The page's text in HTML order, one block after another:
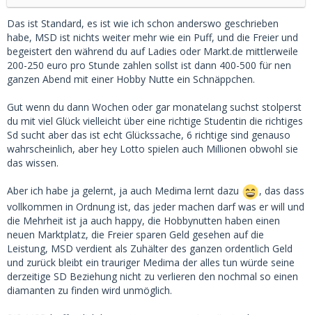
Das ist Standard, es ist wie ich schon anderswo geschrieben
habe, MSD ist nichts weiter mehr wie ein Puff, und die Freier und
begeistert den während du auf Ladies oder Markt.de mittlerweile
200-250 euro pro Stunde zahlen sollst ist dann 400-500 für nen
ganzen Abend mit einer Hobby Nutte ein Schnäppchen.
Gut wenn du dann Wochen oder gar monatelang suchst stolperst
du mit viel Glück vielleicht über eine richtige Studentin die richtiges
Sd sucht aber das ist echt Glückssache, 6 richtige sind genauso
wahrscheinlich, aber hey Lotto spielen auch Millionen obwohl sie
das wissen.
Aber ich habe ja gelernt, ja auch Medima lernt dazu
, das dass
vollkommen in Ordnung ist, das jeder machen darf was er will und
die Mehrheit ist ja auch happy, die Hobbynutten haben einen
neuen Marktplatz, die Freier sparen Geld gesehen auf die
Leistung, MSD verdient als Zuhälter des ganzen ordentlich Geld
und zurück bleibt ein trauriger Medima der alles tun würde seine
derzeitige SD Beziehung nicht zu verlieren den nochmal so einen
diamanten zu finden wird unmöglich.